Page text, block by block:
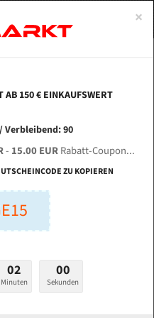
4880 mm Bi-Metall
mm
×
AB 150 € EINKAUFSWERT
Verbleibend: 90
- 15.00 EURRabatt-Coupon...
ZU KOPIEREN
01
Minuten
59
Sekunden